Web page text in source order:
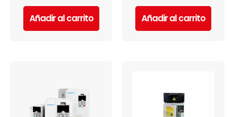
Añadir al carrito Añadir al carrito